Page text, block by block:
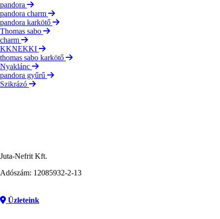
pandora
pandora charm
pandora karkötő
Thomas sabo
charm
KKNEKKI
thomas sabo karkötő
Nyaklánc
pandora gyűrű
Szikrázó
Juta-Nefrit Kft.
Adószám: 12085932-2-13
Üzleteink